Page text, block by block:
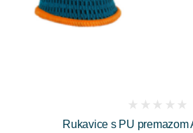
Rukavice s PU premazom
reviews)